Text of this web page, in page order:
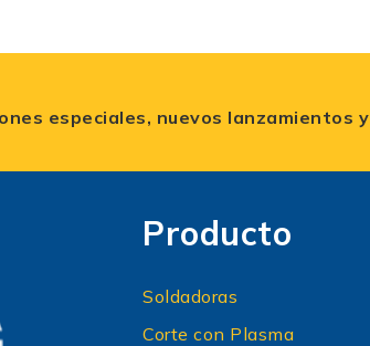
especiales, nuevos lanzamientos y
Producto
Soldadoras
Corte con Plasma